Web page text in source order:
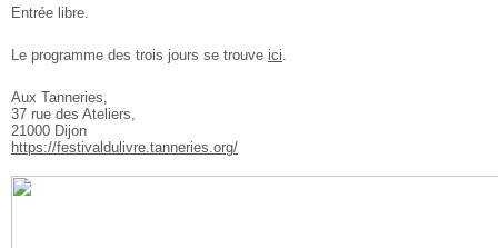
Entrée libre.
Le programme des trois jours se trouve ici.
Aux Tanneries,
37 rue des Ateliers,
21000 Dijon
https://festivaldulivre.tanneries.org/